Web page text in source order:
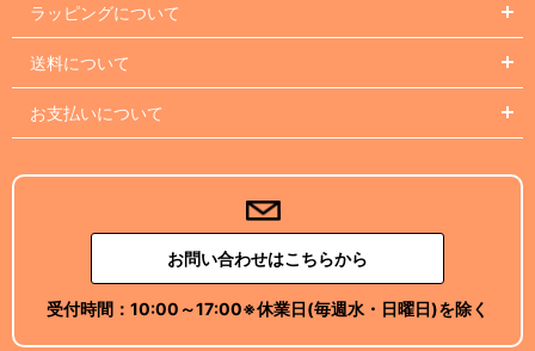
ラッピングについて
送料について
お支払いについて
お問い合わせはこちらから
受付時間： 10:00～17:00※休業日(毎週水・日曜日)を除く